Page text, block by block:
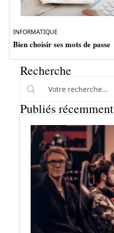
INFORMATIQUE
Bien choisir ses mots de passe
Recherche
Publiés récemment